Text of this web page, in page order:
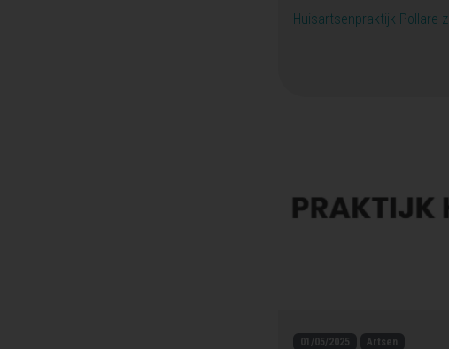
Huisartsenpraktijk Pollare
01/05/2025 Artsen